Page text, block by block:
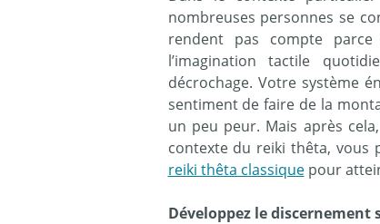
nombreuses personnes se
rendent pas compte parce
l’imagination tactile
décrochage. Votre système
sentiment de faire de la
un peu peur. Mais après
contexte du reiki thêta, vous
reiki thêta classiquepour
Développez le discernement